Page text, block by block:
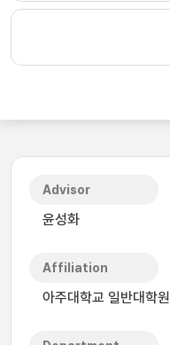
Advisor
윤성화
Affiliation
아주대학교 일반대학원